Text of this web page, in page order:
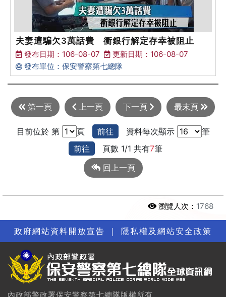
夫妻遭騙欠3萬話費 衝銀行解定存幸被阻止
發布日期：106-08-07
更新日期：106-08-07
發布單位：保安警察第七總隊
第一頁 上一頁 下一頁 最末頁
目前位於 第 頁 前往 資料每次顯示
筆
前往
頁數 1/1 共有7筆
回上一頁
瀏覽人次： 1768
政府網站資料開放宣告 ｜ 隱私權及網站安全政策
內政部警政署保安警察第七總隊版權所有